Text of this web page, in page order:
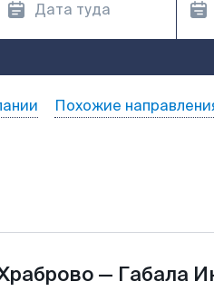
Похожие
— Габала